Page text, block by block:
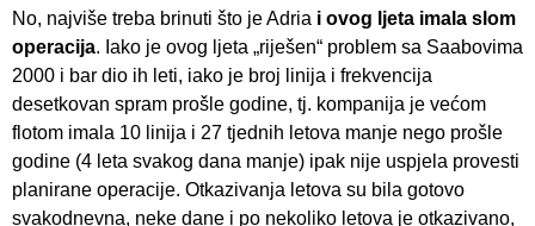
No, najviše treba brinuti što je Adria i ovog ljeta imala slom
operacija. Iako je ovog ljeta „riješen“ problem sa Saabovima
2000 i bar dio ih leti, iako je broj linija i frekvencija
desetkovan spram prošle godine, tj. kompanija je većom
flotom imala 10 linija i 27 tjednih letova manje nego prošle
godine (4 leta svakog dana manje) ipak nije uspjela provesti
planirane operacije. Otkazivanja letova su bila gotovo
svakodnevna, neke dane i po nekoliko letova je otkazivano,